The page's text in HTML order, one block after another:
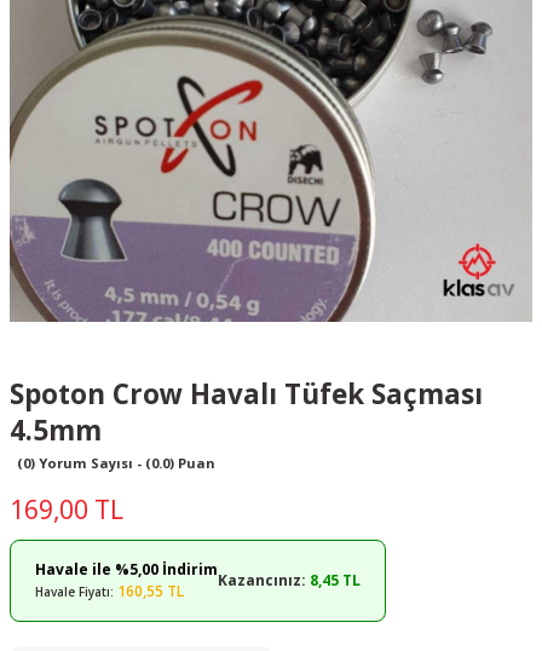
Spoton Crow Havalı Tüfek Saçması
4.5mm
(0) Yorum Sayısı - (0.0) Puan
169,00 TL
Havale ile %5,00 İndirim
Havale Fiyatı: 160,55 TL
Kazancınız: 8,45 TL